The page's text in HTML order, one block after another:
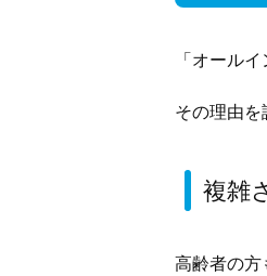
「オール
その理由を
複雑
高齢者の方